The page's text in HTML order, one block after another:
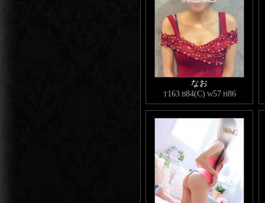
なお
T163 B84(C) W57 H86